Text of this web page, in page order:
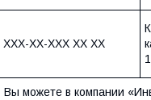
ХХХ-ХХ-ХХХ ХХ ХХ
Вы можете в компании